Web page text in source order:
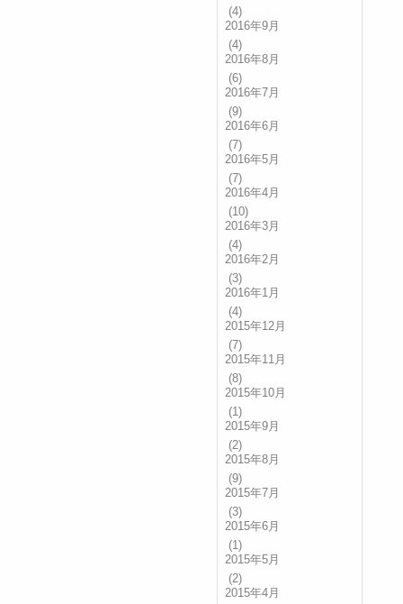
(4)
2016年9月
(4)
2016年8月
(6)
2016年7月
(9)
2016年6月
(7)
2016年5月
(7)
2016年4月
(10)
2016年3月
(4)
2016年2月
(3)
2016年1月
(4)
2015年12月
(7)
2015年11月
(8)
2015年10月
(1)
2015年9月
(2)
2015年8月
(9)
2015年7月
(3)
2015年6月
(1)
2015年5月
(2)
2015年4月